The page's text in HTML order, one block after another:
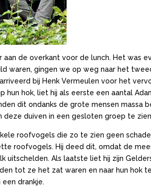
de overkant voor de lunch. Het was
waren, gingen we op weg naar het
bij Henk Vermeulen voor het
hok, liet hij als eerste een aantal
dit ondanks de grote mensen massa
deze duiven in een gesloten groep te
roofvogels die zo te zien geen
roofvogels. Hij deed dit, omdat de
Als laatste liet hij zijn
tot ze het zat waren en naar hun hok
drankje.